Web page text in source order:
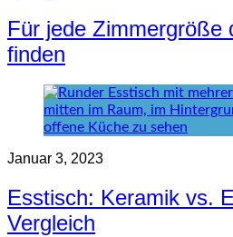
Für jede Zimmergröße
finden
Januar 3, 2023
Esstisch: Keramik vs.
Vergleich